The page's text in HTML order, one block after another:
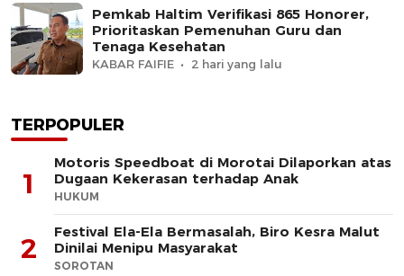
Pemkab Haltim Verifikasi 865 Honorer,
Prioritaskan Pemenuhan Guru dan
Tenaga Kesehatan
KABAR FAIFIE 2 hari yang lalu
TERPOPULER
1
Motoris Speedboat di Morotai Dilaporkan atas
Dugaan Kekerasan terhadap Anak
HUKUM
2
Festival Ela-Ela Bermasalah, Biro Kesra Malut
Dinilai Menipu Masyarakat
SOROTAN